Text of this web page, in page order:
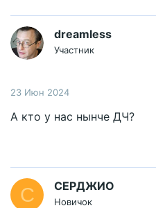
dreamless
Участник
23 Июн 2024
А кто у нас нынче ДЧ?
С СЕРДЖИО
Новичок